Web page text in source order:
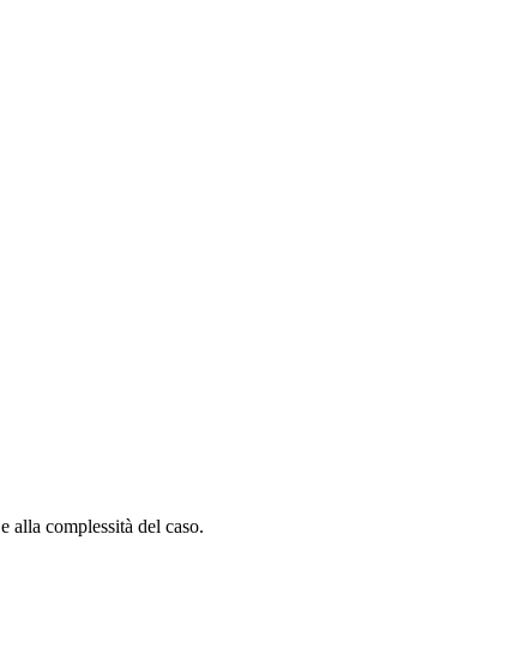
alla complessità del caso.